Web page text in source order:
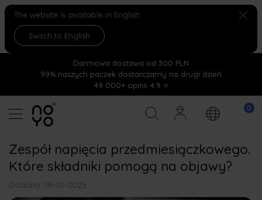
The website is available in English.
Switch to English
Darmowa dostawa od 300 PLN
99% naszych paczek dostarczamy na drugi dzień
49 000+ opinii 4.9 ⭐
Zespół napięcia przedmiesiączkowego.
Które składniki pomogą na objawy?
Dodano: 18-07-2025